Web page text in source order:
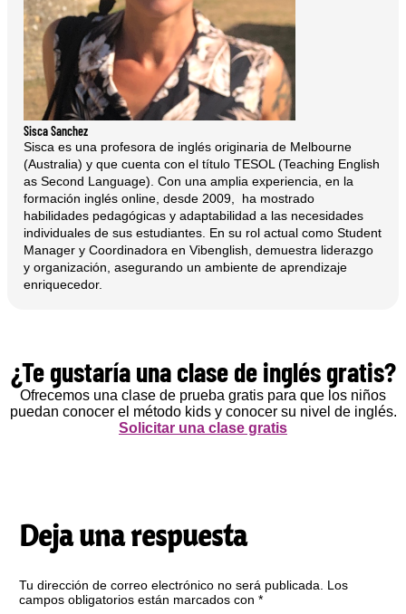
Sisca Sanchez
Sisca es una profesora de inglés originaria de Melbourne
(Australia) y que cuenta con el título TESOL (Teaching English
as Second Language). Con una amplia experiencia, en la
formación inglés online, desde 2009, ha mostrado
habilidades pedagógicas y adaptabilidad a las necesidades
individuales de sus estudiantes. En su rol actual como Student
Manager y Coordinadora en Vibenglish, demuestra liderazgo
y organización, asegurando un ambiente de aprendizaje
enriquecedor.
¿Te gustaría una clase de inglés gratis?
Ofrecemos una clase de prueba gratis para que los niños
puedan conocer el método kids y conocer su nivel de inglés.
Solicitar una clase gratis
Deja una respuesta
Tu dirección de correo electrónico no será publicada.
Los
campos obligatorios están marcados con *